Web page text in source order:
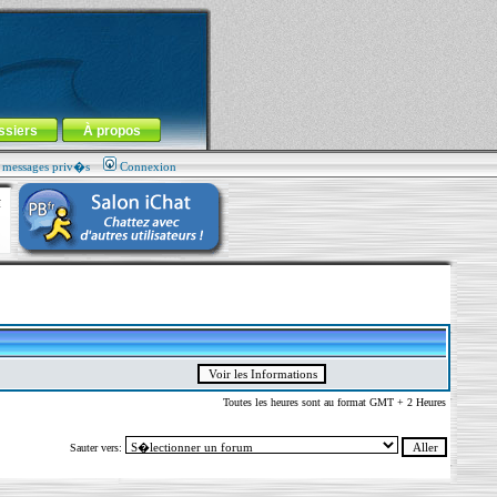
À propos
priv�s Connexion
Toutes les heures sont au format GMT + 2 Heures
Sauter vers: